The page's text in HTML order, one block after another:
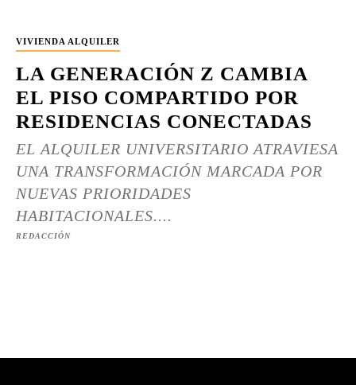
VIVIENDA ALQUILER
LA GENERACIÓN Z CAMBIA
EL PISO COMPARTIDO POR
RESIDENCIAS CONECTADAS
EL ALQUILER UNIVERSITARIO ATRAVIESA
UNA TRANSFORMACIÓN MARCADA POR
NUEVAS PRIORIDADES
HABITACIONALES....
REDACCIÓN